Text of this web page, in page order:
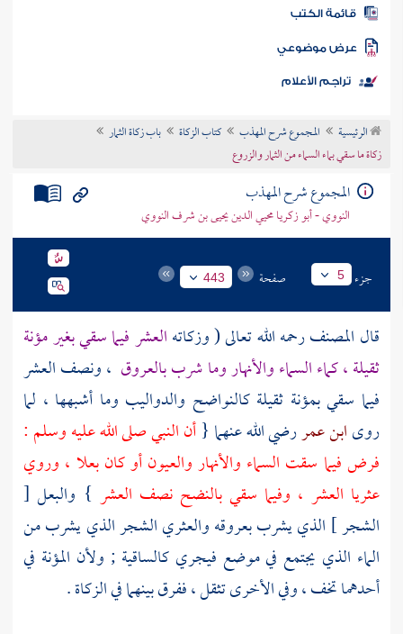
المكتبة
الكتب
موضوعي
تراجم الأعلام
الرئيسية المجموع شرح المهذب كتاب الزكاة
باب زكاة الثمار
زكاة ما سقي بماء السماء من الثمار والزروع
المجموع شرح المهذب
النووي - أبو زكريا محيي الدين يحيى بن شرف النووي
جزء 5 صفحة 443
قال المصنفرحمه الله تعالى ( وزكاتهالعشر فيما سقي بغير مؤنة
ثقيلة ، كماء السماء والأنهار وما شرب بالعروق ، ونصف العشر
فيما سقي بمؤنة ثقيلة كالنواضح والدواليب وما أشبهها ، لما
روىابن عمررضي الله عنهما {أن النبي صلى الله عليه وسلم :
فرض فيما سقت السماء والأنهار والعيون أو كان بعلا ، وروي
عثريا العشر ، وفيما سقي بالنضح نصف العشر } والبعل [
الشجر ] الذي يشرب بعروقه والعثري الشجر الذي يشرب من
الماء الذي يجتمع في موضع فيجري كالساقية ; ولأن المؤنة في
أحدهما تخف ، وفي الأخرى تثقل ، ففرق بينهما في الزكاة .